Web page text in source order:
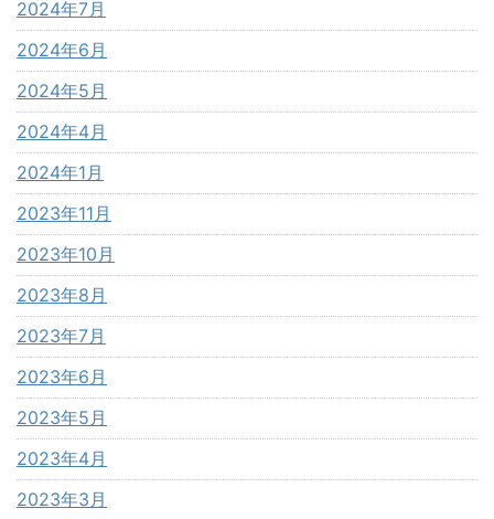
2024年7月
2024年6月
2024年5月
2024年4月
2024年1月
2023年11月
2023年10月
2023年8月
2023年7月
2023年6月
2023年5月
2023年4月
2023年3月